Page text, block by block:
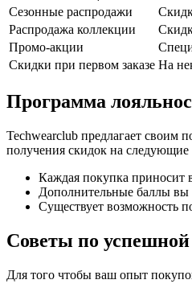
Сезонные распродажи
Распродажа коллекции
Промо-акции
Скидки при первом заказе На
Программа
Techwearclub предлагает своим
получения скидок на следующие
Каждая покупка приносит
Дополнительные баллы вы
Существует возможность
Советы по
Для того чтобы ваш опыт